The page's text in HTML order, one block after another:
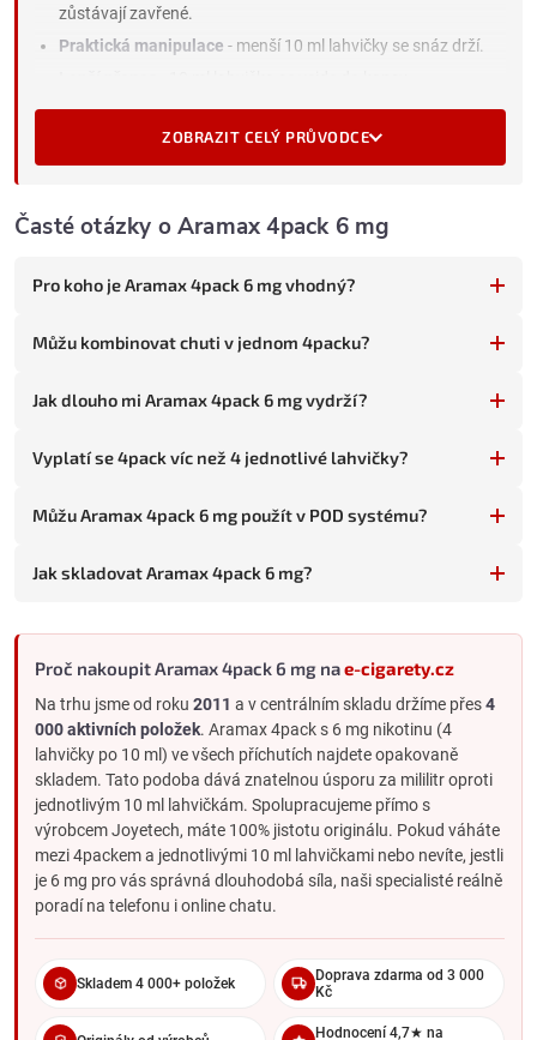
zůstávají zavřené.
Praktická manipulace - menší 10 ml lahvičky se snáz drží.
Co znamená 6 mg v Aramaxu
6 mg nikotinu je nízká až střední síla. V Aramaxu dává:
Středně silný nikotinový projev
- uspokojivá dávka bez
Plnou chuť
- 6 mg nedusí chuťové vjemy.
Pro koho je Aramax 4pack 6 mg vhodný
skupinám vaperů:
na dlouhodobém vapování.
oblíbenou chuť a chtějí úsporu.
6 mg budou měsíce před přechodem na 3 mg.
Začátečníci hledající chuť- 4 lahvičky stejné neoblíbené
chuti je problém.
Vaperi, kteří střídají chuti- 4pack stejné chuti vás omezí.
Sociální vaperi- 4pack vám vydrží 5+ týdnů, chuť omrzí.
Silnější kuřáci - 6 mg pravděpodobně nebude dost silná,
sáhněte po12 mgnebo18 mg.
4pack vs. jednotlivé 10 ml lahvičky v 6 mg
4PACK VOLÍTE KDYŽ
Vapujete pravidelně
Chcete úsporu za mililitr
ZOBRAZIT CELÝ PRŮVODCE
Časté otázky o Aramax 4pack 6 mg
Pro koho je Aramax 4pack 6 mg vhodný?
Můžu kombinovat chuti v jednom 4packu?
Jak dlouho mi Aramax 4pack 6 mg vydrží?
Vyplatí se 4pack víc než 4 jednotlivé lahvičky?
Můžu Aramax 4pack 6 mg použít v POD systému?
Jak skladovat Aramax 4pack 6 mg?
Proč nakoupit Aramax 4pack 6 mg nae-cigarety.cz
Na trhu jsme od roku 2011 a v centrálním skladu držíme přes4
000 aktivních položek. Aramax 4pack s 6 mg nikotinu (4
lahvičky po 10 ml) ve všech příchutích najdete opakovaně
skladem. Tato podoba dává znatelnou úsporu za mililitr oproti
jednotlivým 10 ml lahvičkám. Spolupracujeme přímo s
výrobcem Joyetech, máte 100% jistotu originálu. Pokud váháte
mezi 4packem a jednotlivými 10 ml lahvičkami nebo nevíte, jestli
je 6 mg pro vás správná dlouhodobá síla, naši specialisté reálně
poradí na telefonu i online chatu.
Skladem 4 000+ položek
Doprava zdarma od 3 000
Kč
Hodnocení 4,7★ na